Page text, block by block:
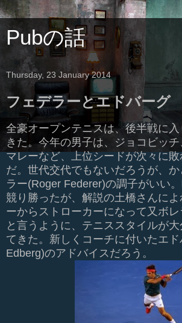
Pubの話
Thursday, 23 January 2014
フェデラーとエドバーグ
全豪オープンテニスは、後半戦に
きた。今年の男子は、ジョコビッチ
マレーなど、上位シードが次々に
だ。世代交代でもないだろうが、
ラー(Roger Federer)の調子がいい
競り勝ったが、解説の土橋さんに
ーからストローカーになって又ボレ
と言うように、テニススタイルが
てきた。新しくコーチに付いたエ
Edberg)のアドバイスだろう。